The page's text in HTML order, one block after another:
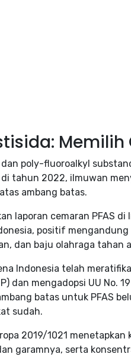
dan poly-fluoroalkyl
tahun 2022, ilmuwan
ambang batas.
laporan cemaran PFAS
positif
dan baju olahraga tahan
Indonesia telah
dan mengadopsi UU No.
batas untuk PFAS
sudah.
2019/1021
garamnya, serta